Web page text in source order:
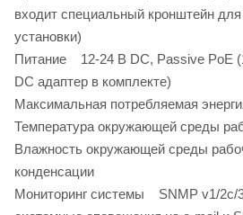
входит специальный кронштейн
установки)
Питание 12-24 В DC, Passive PoE
DC адаптер в комплекте)
Максимальная потребляемая
Температура окружающей среды
Влажность окружающей среды
конденсации
Мониторинг системы SNMP v1/2c/